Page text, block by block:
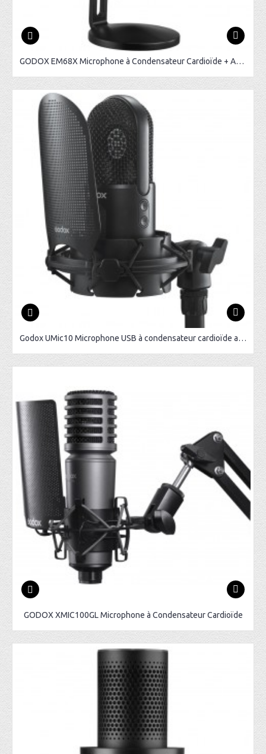
GODOX EM68X Microphone à Condensateur Cardioïde + Anneau RGB
Godox UMic10 Microphone USB à condensateur cardioïde avec suspension antichoc et filtre anti-pop
GODOX XMIC100GL Microphone à Condensateur Cardioïde